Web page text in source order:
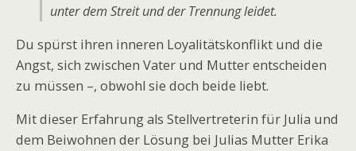
unter dem Streit und der Trennung leidet.
Du spürst ihren inneren Loyalitätskonflikt und die
Angst, sich zwischen Vater und Mutter entscheiden
zu müssen –, obwohl sie doch beide liebt.
Mit dieser Erfahrung als Stellvertreterin für Julia und
dem Beiwohnen der Lösung bei Julias Mutter Erika